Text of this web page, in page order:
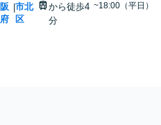
阪
府
|市北
区
から徒歩4
分
~18:00（平日）